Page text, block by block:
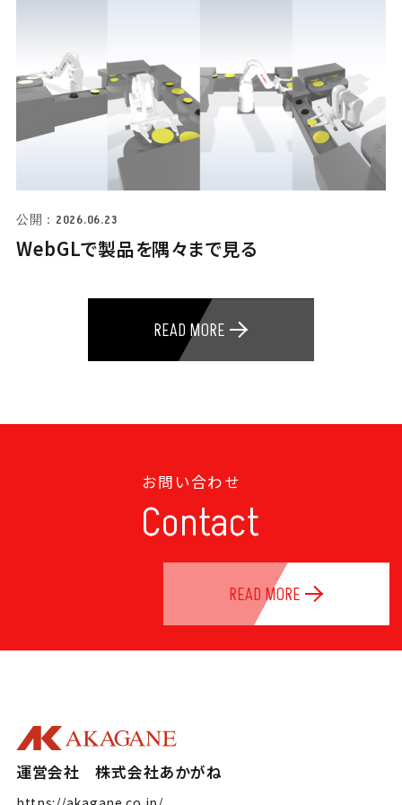
公開：2026.06.23
WebGLで製品を隅々まで見る
READ MORE
お問い合わせ
Contact
READ MORE
運営会社 株式会社あかがね